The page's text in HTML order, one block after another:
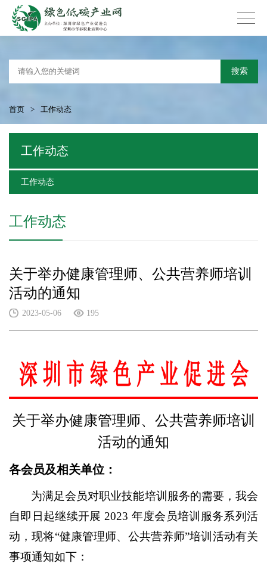
搜索
首页 > 工作动态
工作动态
工作动态
工作动态
关于举办健康管理师、公共营养师培训
活动的通知
2023-05-06 195
关于举办健康管理师、公共营养师培训
活动的通知
各会员及相关单位：
为满足会员对职业技能培训服务的需要，我会
自即日起继续开展 2023 年度会员培训服务系列活
动，现将“健康管理师、公共营养师”培训活动有关
事项通知如下：